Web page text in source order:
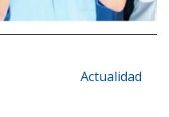
Actualidad